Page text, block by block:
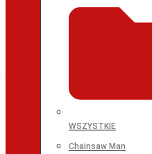
WSZYSTKIE
Chainsaw Man